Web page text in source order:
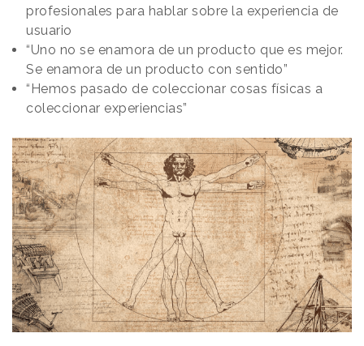
profesionales para hablar sobre la experiencia de
usuario
“Uno no se enamora de un producto que es mejor.
Se enamora de un producto con sentido”
“Hemos pasado de coleccionar cosas físicas a
coleccionar experiencias”